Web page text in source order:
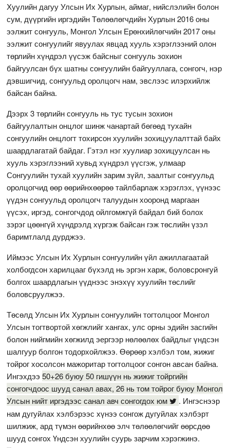
Хуулийн дагуу Улсын Их Хурлын, аймаг, нийслэлийн болон
сум, дүүргийн иргэдийн Төлөөлөгчдийн Хурлын 2016 оны
ээлжит сонгууль, Монгол Улсын Ерөнхийлөгчийн 2017 оны
ээлжит сонгуулийг явуулах явцад хууль хэрэглээний олон
төрлийн хүндрэл үүсэж байсныг сонгууль зохион
байгуулсан бүх шатны сонгуулийн байгууллага, сонгогч, нэр
дэвшигчид, сонгуульд оролцогч нам, эвслээс илэрхийлж
байсан байна.
Дээрх 3 төрлийн сонгууль нь тус тусын зохион
байгуулалтын онцлог шинж чанартай бөгөөд тухайн
сонгуулийн онцлогт тохирсон хуулийн зохицуулалттай байх
шаардлагатай байдаг. Гэтэл нэг хуулиар зохицуулсан нь
хууль хэрэглээний хувьд хүндрэл үүсгэж, улмаар
Сонгуулийн тухай хуулийн зарим зүйл, заалтыг сонгуульд
оролцогчид өөр өөрийнхөөрөө тайлбарлаж хэрэглэх, үүнээс
үүдэн сонгуульд оролцогч талуудын хооронд маргаан
үүсэх, иргэд, сонгогчдод ойлгомжгүй байдал бий болох
зэрэг цөөнгүй хүндрэлд хүргэж байсан гэж төслийн үзэл
баримтлалд дурджээ.
Иймээс Улсын Их Хурлын сонгуулийн үйл ажиллагаатай
холбогдсон харилцааг бүхэлд нь эргэн харж, боловсронгуй
болгох шаардлагын үүднээс энэхүү хуулийн төслийг
боловсруулжээ.
Төсөлд Улсын Их Хурлын сонгуулийн тогтолцоог Монгол
Улсын тогтвортой хөгжлийг хангах, улс орны эдийн засгийн
болон нийгмийн хөгжилд эергээр нөлөөлөх байдлыг үндсэн
шалгуур болгон тодорхойлжээ. Өөрөөр хэлбэл том, жижиг
тойрог хосолсон мажоритар тогтолцоог сонгон авсан байна.
Ингэхдээ50+26 буюу 50 гишүүн нь жижиг тойргийн
сонгогчдоос шууд санал авах, 26 нь том тойрог буюу Монгол
Улсын нийт иргэдээс санал авч сонгогдох юм
. Ингэснээр
нам дугуйлах хэлбэрээс хүнээ сонгож дугуйлах хэлбэрт
шилжиж, ард түмэн өөрийнхөө элч төлөөлөгчийг өөрсдөө
шууд сонгох Үндсэн хуулийн суурь зарчим хэрэгжинэ.